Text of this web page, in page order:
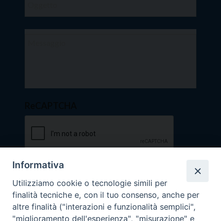
Informativa
Utilizziamo cookie o tecnologie simili per
finalità tecniche e, con il tuo consenso, anche per
altre finalità ("interazioni e funzionalità semplici",
"miglioramento dell'esperienza", "misurazione" e